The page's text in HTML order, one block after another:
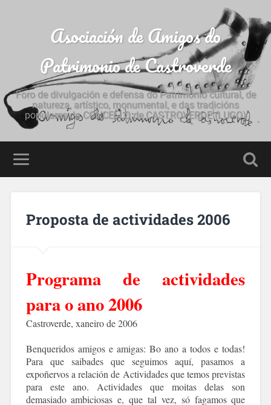
Asociación de Amigos do
Patrimonio de Castroverde
Foro de divulgación e defensa do Patrimonio cultural, de
natureza, artístico, monumental, e das tradicións
populares do CONCELLO de CASTROVERDE (LUGO)
Proposta de actividades 2006
Programa de actividades
para o ano 2006
Castroverde, xaneiro de 2006
Benqueridos amigos e amigas: Bo ano a todos e todas!
Para que saibades que seguimos aquí, pasamos a
expoñervos a relación de Actividades que temos previstas
para este ano. Actividades que moitas delas son
demasiado ambiciosas e, que tal vez, só fagamos que